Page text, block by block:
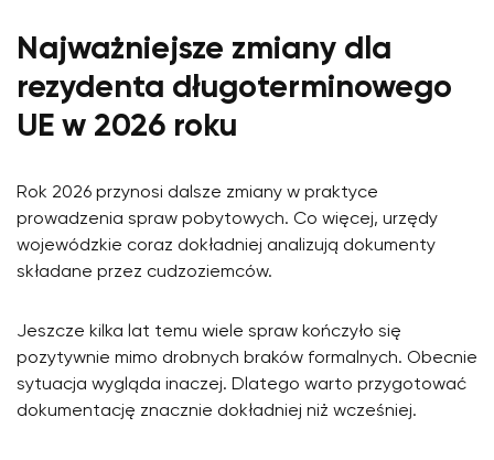
Najważniejsze zmiany dla
rezydenta długoterminowego
UE w 2026 roku
Rok 2026 przynosi dalsze zmiany w praktyce
prowadzenia spraw pobytowych. Co więcej, urzędy
wojewódzkie coraz dokładniej analizują dokumenty
składane przez cudzoziemców.
Jeszcze kilka lat temu wiele spraw kończyło się
pozytywnie mimo drobnych braków formalnych. Obecnie
sytuacja wygląda inaczej. Dlatego warto przygotować
dokumentację znacznie dokładniej niż wcześniej.